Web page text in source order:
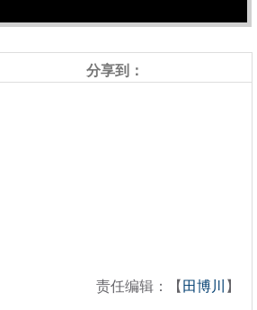
分享到：
责任编辑：【 田博川 】